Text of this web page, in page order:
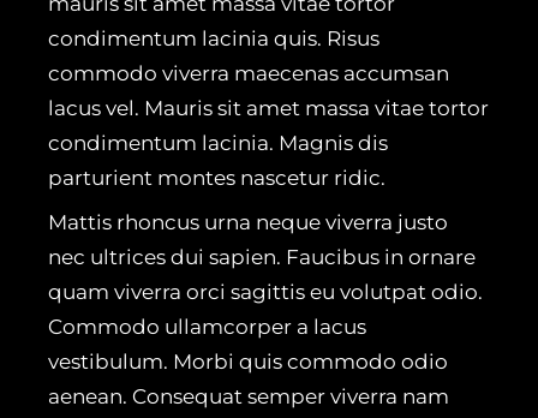
condimentum lacinia quis. Risus
commodo viverra maecenas accumsan
lacus vel. Mauris sit amet massa vitae tortor
condimentum lacinia. Magnis dis
parturient montes nascetur ridic.
Mattis rhoncus urna neque viverra justo
nec ultrices dui sapien. Faucibus in ornare
quam viverra orci sagittis eu volutpat odio.
Commodo ullamcorper a lacus
vestibulum. Morbi quis commodo odio
aenean. Consequat semper viverra nam